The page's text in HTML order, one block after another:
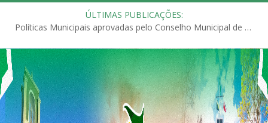
ÚLTIMAS PUBLICAÇÕES:
Políticas Municipais aprovadas pelo Conselho Municipal de Educação (CME)